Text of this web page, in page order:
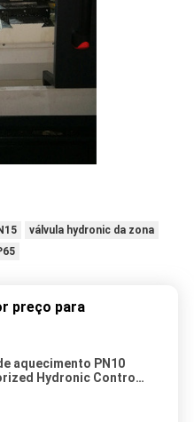
válvula hydronic da zona
preço para
aquecimento PN10
Hydronic Control